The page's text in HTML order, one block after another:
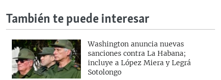
También te puede interesar
Washington anuncia nuevas
sanciones contra La Habana;
incluye a López Miera y Legrá
Sotolongo